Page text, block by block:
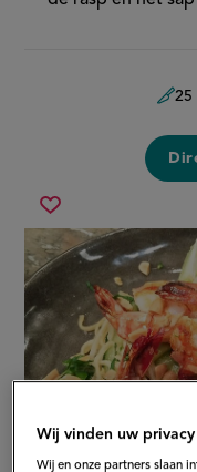
25
Sla
recept
op
oosterse
noedelsalade
met
gamba’s
Wij vinden uw
Wij en onze partners slaan